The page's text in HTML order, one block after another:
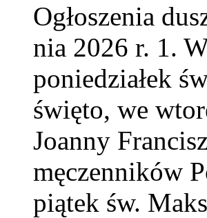
Ogłoszenia
nia 2026 r. 1 .
poniedzi­ałek
święto, we
Joanny
męczen­ników
piątek św.